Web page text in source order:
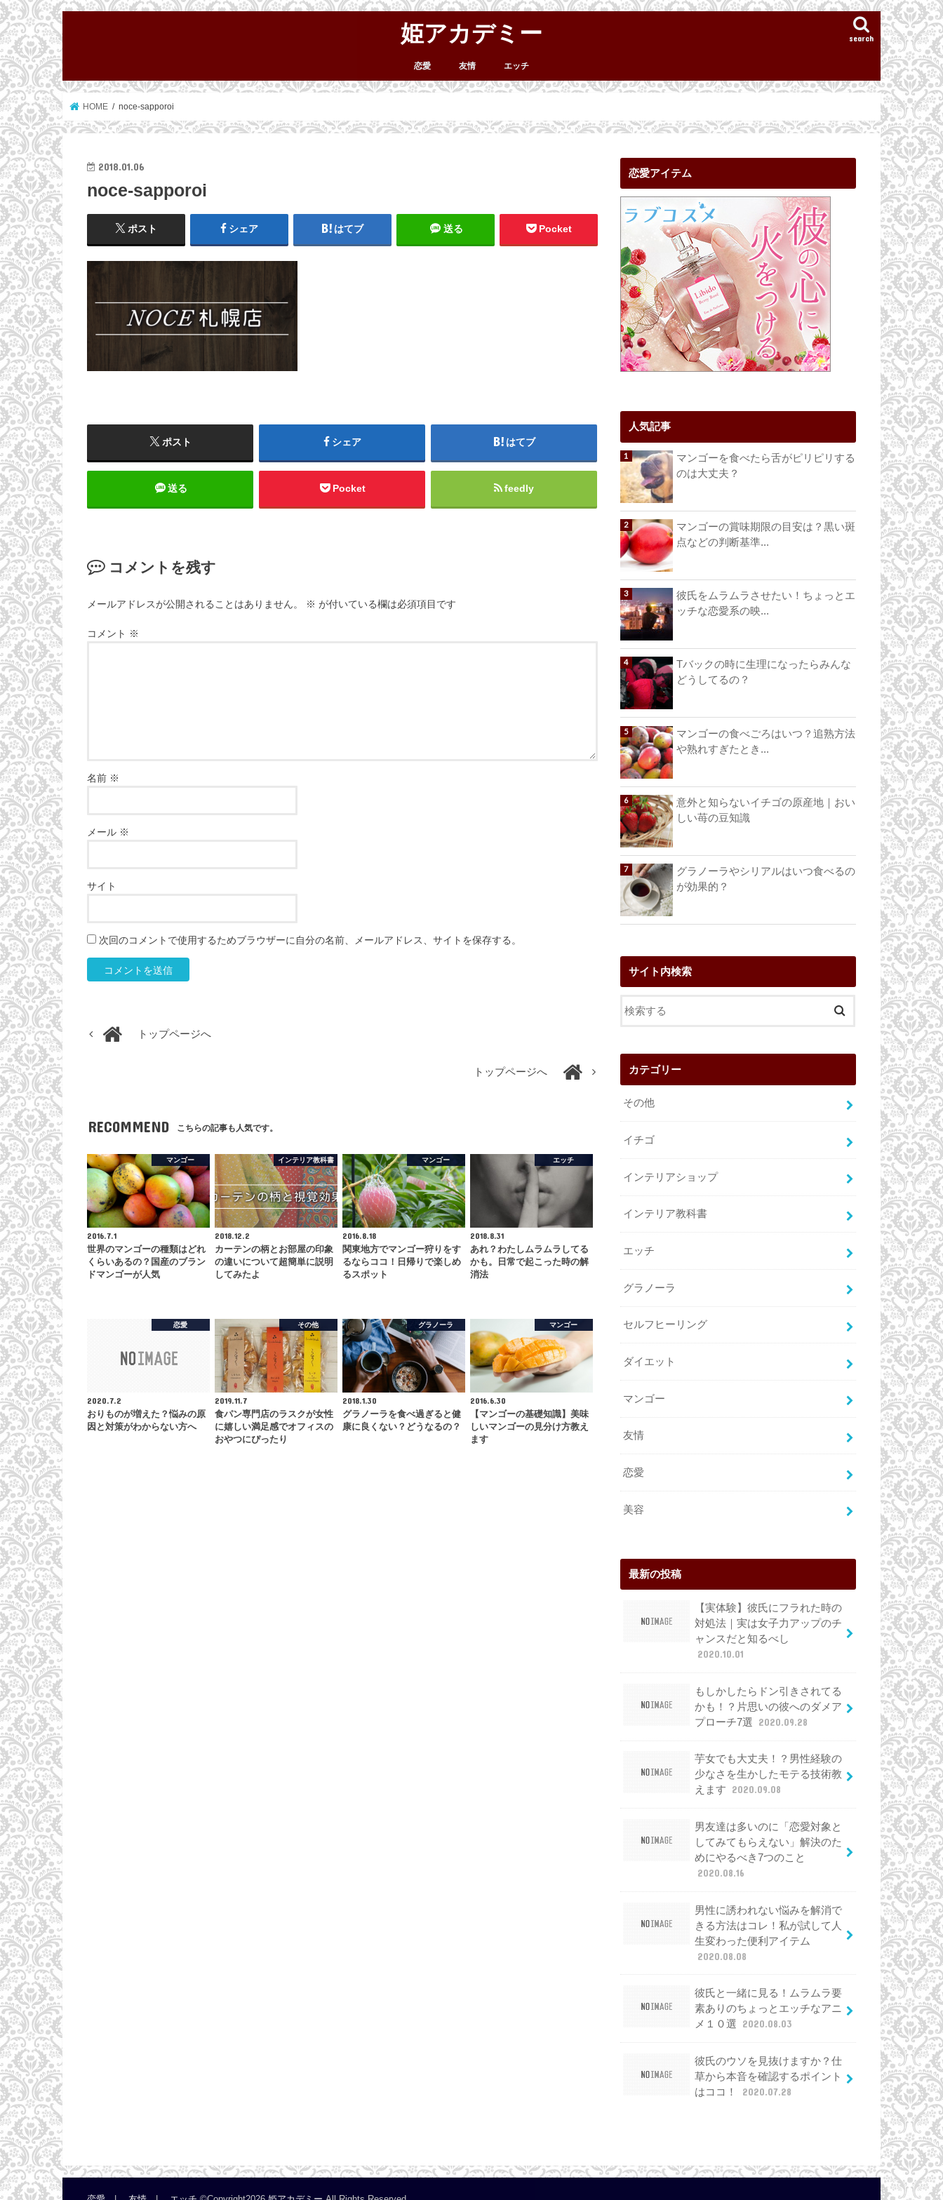
姫アカデミー search
恋愛 友情 エッチ
HOME noce-sapporoi
2018.01.06
noce-sapporoi
ポスト シェア はてブ 送る Pocket
ポスト シェア はてブ
送る Pocket feedly
コメントを残す
メールアドレスが公開されることはありません。 ※ が付いている欄は必須項目です
コメント ※
名前 ※
メール ※
サイト
次回のコメントで使用するためブラウザーに自分の名前、メールアドレス、サイトを保存する。
トップページへ
トップページへ
RECOMMEND こちらの記事も人気です。
マンゴー
2016.7.1
世界のマンゴーの種類はどれ
くらいあるの？国産のブラン
ドマンゴーが人気
インテリア教科書
2018.12.2
カーテンの柄とお部屋の印象
の違いについて超簡単に説明
してみたよ
マンゴー
2016.8.18
関東地方でマンゴー狩りをす
るならココ！日帰りで楽しめ
るスポット
エッチ
2018.8.31
あれ？わたしムラムラしてる
かも。日常で起こった時の解
消法
恋愛
2020.7.2
おりものが増えた？悩みの原
因と対策がわからない方へ
その他
2019.11.7
食パン専門店のラスクが女性
に嬉しい満足感でオフィスの
おやつにぴったり
グラノーラ
2018.1.30
グラノーラを食べ過ぎると健
康に良くない？どうなるの？
マンゴー
2016.6.30
【マンゴーの基礎知識】美味
しいマンゴーの見分け方教え
ます
恋愛アイテム
人気記事
マンゴーを食べたら舌がピリピリする
のは大丈夫？
マンゴーの賞味期限の目安は？黒い斑
点などの判断基準...
彼氏をムラムラさせたい！ちょっとエ
ッチな恋愛系の映...
Tバックの時に生理になったらみんな
どうしてるの？
マンゴーの食べごろはいつ？追熟方法
や熟れすぎたとき...
意外と知らないイチゴの原産地｜おい
しい苺の豆知識
グラノーラやシリアルはいつ食べるの
が効果的？
サイト内検索
カテゴリー
その他
イチゴ
インテリアショップ
インテリア教科書
エッチ
グラノーラ
セルフヒーリング
ダイエット
マンゴー
友情
恋愛
美容
最新の投稿
【実体験】彼氏にフラれた時の
対処法｜実は女子力アップのチ
ャンスだと知るべし
2020.10.01
もしかしたらドン引きされてる
かも！？片思いの彼へのダメア
プローチ7選
2020.09.28
芋女でも大丈夫！？男性経験の
少なさを生かしたモテる技術教
えます
2020.09.08
男友達は多いのに「恋愛対象と
してみてもらえない」解決のた
めにやるべき7つのこと
2020.08.16
男性に誘われない悩みを解消で
きる方法はコレ！私が試して人
生変わった便利アイテム
2020.08.08
彼氏と一緒に見る！ムラムラ要
素ありのちょっとエッチなアニ
メ１０選
2020.08.03
彼氏のウソを見抜けますか？仕
草から本音を確認するポイント
はココ！
2020.07.28